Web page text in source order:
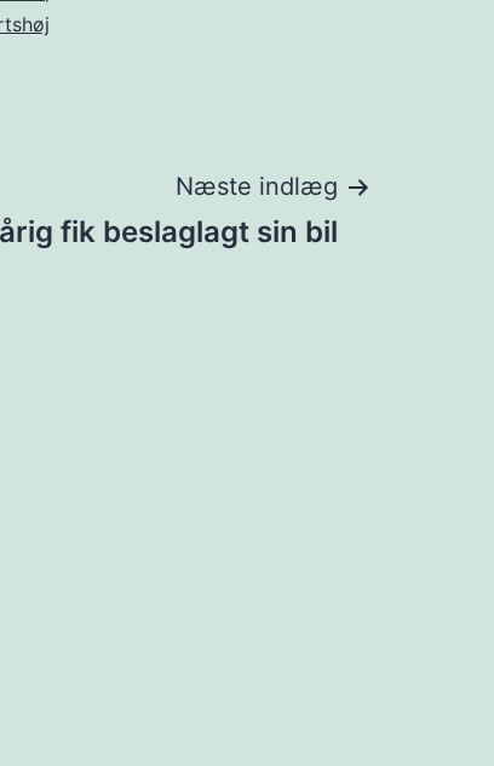
Næste indlæg
fik beslaglagt sin bil